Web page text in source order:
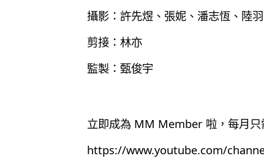
攝影：許先煜、張妮、潘志恆、陸羽
剪接：林亦
監製：甄俊宇
立即成為 MM Member 啦，每月只
https://www.youtube.com/